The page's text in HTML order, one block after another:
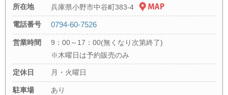
所在地 兵庫県小野市中谷町383-4
電話番号 0794-60-7526
営業時間
9：00～17：00(無くなり次第終了)
※木曜日は予約販売のみ
定休日 月・火曜日
駐車場 あり